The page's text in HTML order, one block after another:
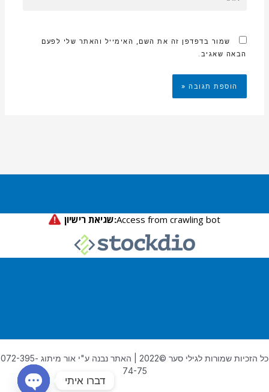
שמור בדפדפן זה את השם, האימייל והאתר שלי לפעם
הבאה שאגיב.
כל הזכיות שמורות לגילי סער ©2022 | האתר נבנה ע"י אור מיתוג 072-395-
74-75
דברו איתי